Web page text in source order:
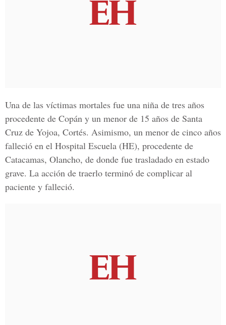
Una de las víctimas mortales fue una niña de tres años
procedente de Copán y un menor de 15 años de Santa
Cruz de Yojoa, Cortés. Asimismo, un menor de cinco años
falleció en el Hospital Escuela (HE), procedente de
Catacamas, Olancho, de donde fue trasladado en estado
grave. La acción de traerlo terminó de complicar al
paciente y falleció.